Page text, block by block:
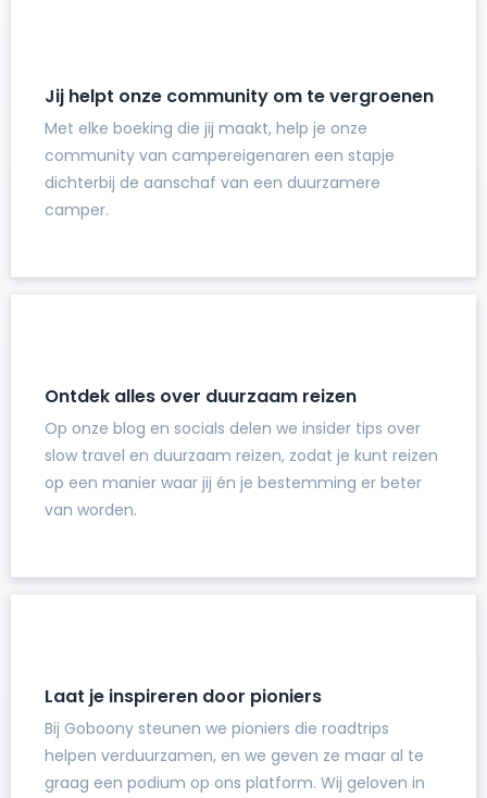
Jij helpt onze community om te vergroenen
Met elke boeking die jij maakt, help je onze
community van campereigenaren een stapje
dichterbij de aanschaf van een duurzamere
camper.
Ontdek alles over duurzaam reizen
Op onze blog en socials delen we insider tips over
slow travel en duurzaam reizen, zodat je kunt reizen
op een manier waar jij én je bestemming er beter
van worden.
Laat je inspireren door pioniers
Bij Goboony steunen we pioniers die roadtrips
helpen verduurzamen, en we geven ze maar al te
graag een podium op ons platform. Wij geloven in